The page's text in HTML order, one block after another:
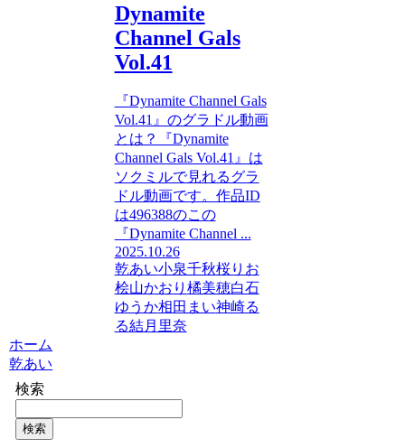
Dynamite
Channel Gals
Vol.41
『Dynamite Channel Gals
Vol.41』のグラドル動画
とは？『Dynamite
Channel Gals Vol.41』は
ソクミルで見れるグラ
ドル動画です。作品ID
は496388のこの
『Dynamite Channel ...
2025.10.26
乾あい小泉千秋桜りお
桧山かおり 橘美穂白石
ゆうか相田まい神崎る
る結月里奈
ホーム
乾あい
検索
検索